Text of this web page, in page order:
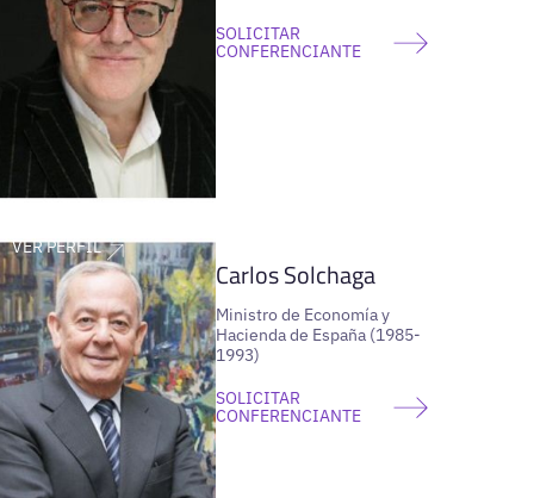
SOLICITAR
CONFERENCIANTE
VER PERFIL
Carlos Solchaga
Ministro de Economía y
Hacienda de España (1985-
1993)
SOLICITAR
CONFERENCIANTE